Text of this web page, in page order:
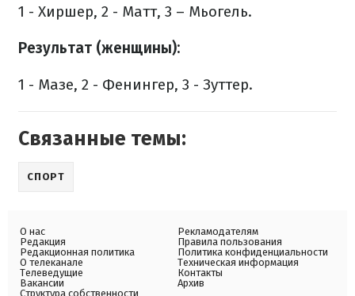
1 - Хиршер, 2 - Матт, 3 – Мьогель.
Результат (женщины):
1 - Мазе, 2 - Фенингер, 3 - Зуттер.
Связанные темы:
СПОРТ
О нас
Редакция
Редакционная политика
О телеканале
Телеведущие
Вакансии
Структура собственности
Рекламодателям
Правила пользования
Политика конфиденциальности
Техническая информация
Контакты
Архив